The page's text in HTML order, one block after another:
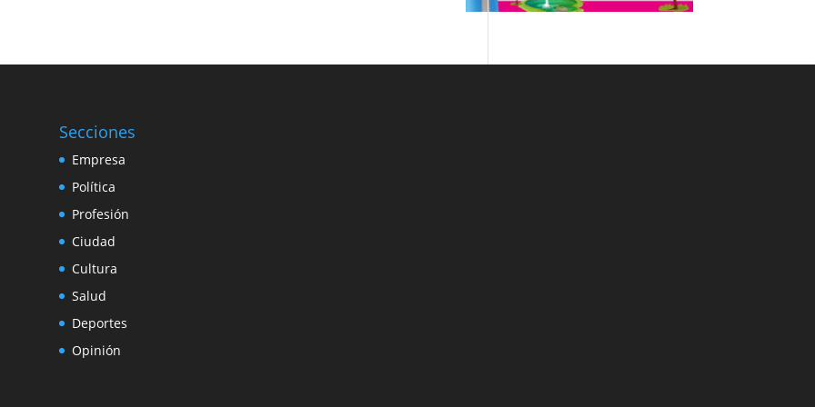
Secciones
Empresa
Política
Profesión
Ciudad
Cultura
Salud
Deportes
Opinión